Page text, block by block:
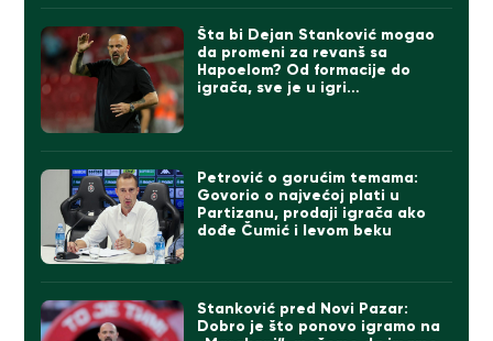
Šta bi Dejan Stanković mogao
da promeni za revanš sa
Hapoelom? Od formacije do
igrača, sve je u igri…
Petrović o gorućim temama:
Govorio o najvećoj plati u
Partizanu, prodaji igrača ako
dođe Čumić i levom beku
Stanković pred Novi Pazar:
Dobro je što ponovo igramo na